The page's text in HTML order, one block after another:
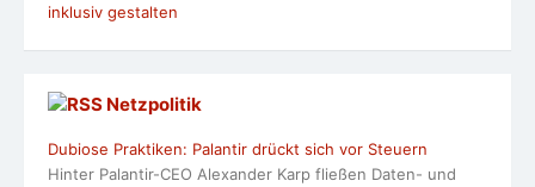
inklusiv gestalten
Netzpolitik
Dubiose Praktiken: Palantir drückt sich vor Steuern
Hinter Palantir-CEO Alexander Karp fließen Daten- und